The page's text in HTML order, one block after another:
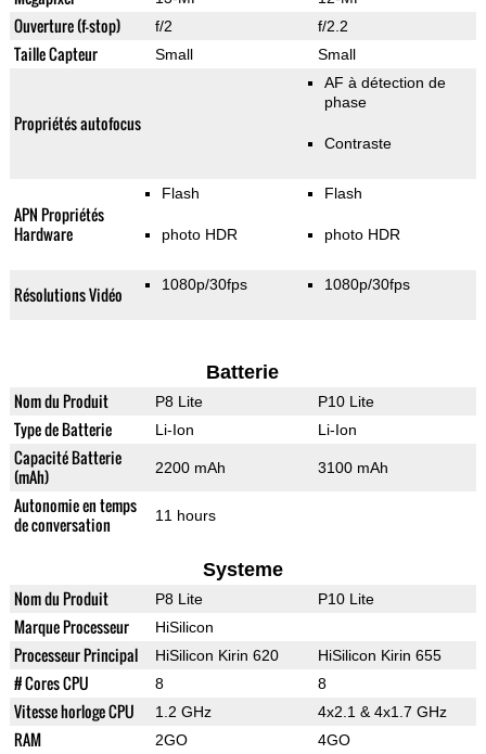
Ouverture (f-stop) f/2 f/2.2
Taille Capteur Small Small
Propriétés autofocus
AF à détection de
phase
Contraste
APN Propriétés
Hardware
Flash
photo HDR
Flash
photo HDR
Résolutions Vidéo 1080p/30fps 1080p/30fps
Batterie
Nom du Produit P8 Lite P10 Lite
Type de Batterie Li-Ion Li-Ion
Capacité Batterie
(mAh)
2200 mAh 3100 mAh
Autonomie en temps
de conversation
11 hours
Systeme
Nom du Produit P8 Lite P10 Lite
Marque Processeur HiSilicon
Processeur Principal HiSilicon Kirin 620 HiSilicon Kirin 655
# Cores CPU 8 8
Vitesse horloge CPU 1.2 GHz 4x2.1 & 4x1.7 GHz
RAM 2GO 4GO